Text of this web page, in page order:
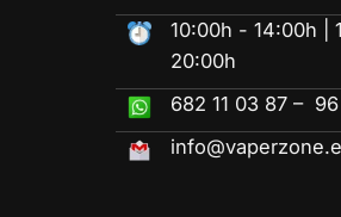
10:00h - 14:00h |
20:00h
682 11 03 87 –